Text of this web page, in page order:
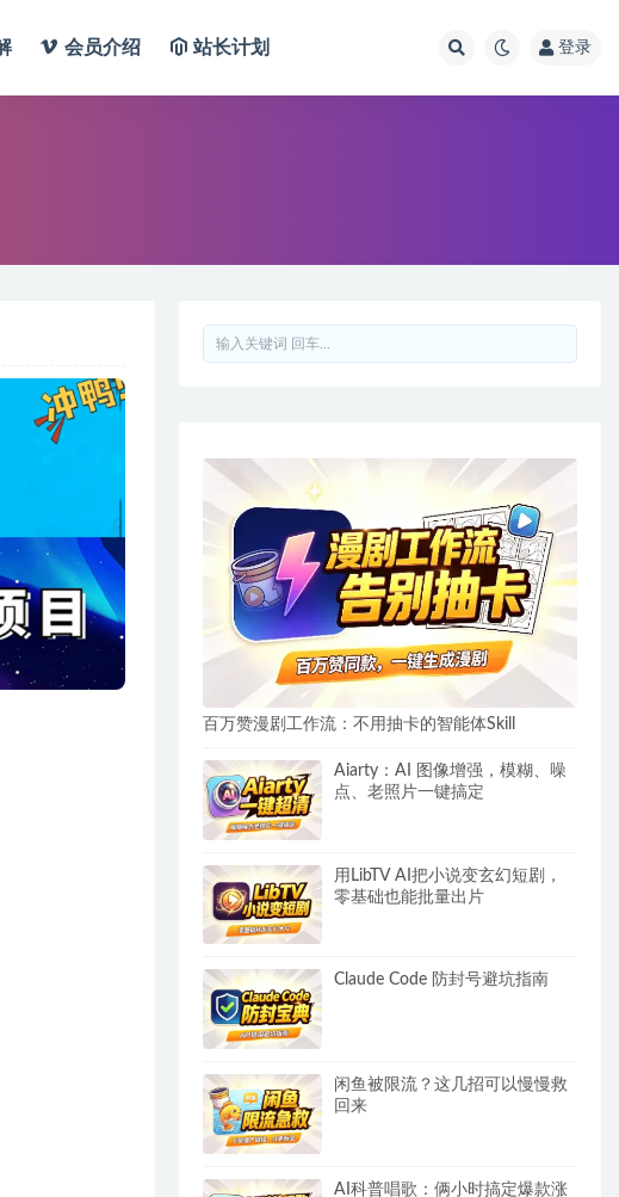
会员介绍 站长计划 登录
百万赞漫剧工作流：不用抽卡的智能体Skill
Aiarty：AI 图像增强，模糊、噪
点、老照片一键搞定
用LibTV AI把小说变玄幻短剧，
零基础也能批量出片
Claude Code 防封号避坑指南
闲鱼被限流？这几招可以慢慢救
回来
AI科普唱歌：俩小时搞定爆款涨